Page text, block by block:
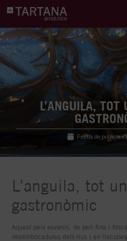
L’ANGUILA,
Fecha de
L’anguila, tot
gastronòmic
Aquest peix esvarós, de pell fina i
desembocadures dels rius i en